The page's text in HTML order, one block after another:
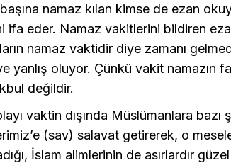
namaz kılan kimse de ezan
ifa eder. Namaz vakitlerini bildiren
namaz vaktidir diye zamanı
yanlış oluyor. Çünkü vakit namazın
değildir.
vaktin dışında Müslümanlara
(sav) salavat getirerek, o
İslam alimlerinin de asırlardır